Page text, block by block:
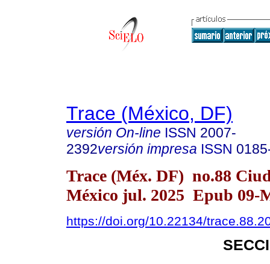
Trace (México, DF)
versión On-line ISSN 2007-
2392versión impresa ISSN
Trace (Méx. DF) no.88
México jul. 2025 Epub 09-
https://doi.org/10.22134/